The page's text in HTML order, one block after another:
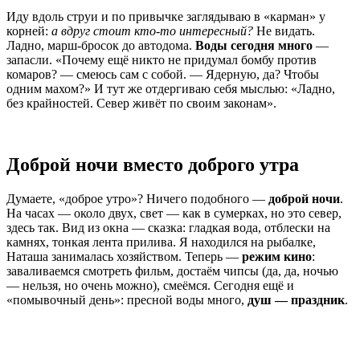
Иду вдоль струи и по привычке заглядываю в «карман» у
корней: а вдруг стоит кто-то интересный? Не видать.
Ладно, марш-бросок до автодома. Воды сегодня много —
запасли. «Почему ещё никто не придумал бомбу против
комаров? — смеюсь сам с собой. — Ядерную, да? Чтобы
одним махом?» И тут же отдергиваю себя мыслью: «Ладно,
без крайностей. Север живёт по своим законам».
Доброй ночи вместо доброго утра
Думаете, «доброе утро»? Ничего подобного — доброй ночи.
На часах — около двух, свет — как в сумерках, но это север,
здесь так. Вид из окна — сказка: гладкая вода, отблески на
камнях, тонкая лента прилива. Я находился на рыбалке,
Наташа занималась хозяйством. Теперь — режим кино:
заваливаемся смотреть фильм, достаём чипсы (да, да, ночью
— нельзя, но очень можно), смеёмся. Сегодня ещё и
«помывочный день»: пресной воды много, душ — праздник.